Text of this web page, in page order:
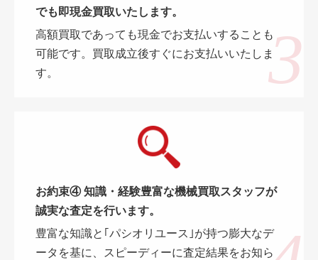
でも即現金買取いたします。
高額買取であっても現金でお支払いすることも
可能です。買取成立後すぐにお支払いいたしま
す。
お約束④ 知識・経験豊富な機械買取スタッフが
誠実な査定を行います。
豊富な知識と｢パシオリユース｣が持つ膨大なデ
ータを基に、スピーディーに査定結果をお知ら